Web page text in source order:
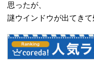
思ったが、
謎ウインドウが出てきて